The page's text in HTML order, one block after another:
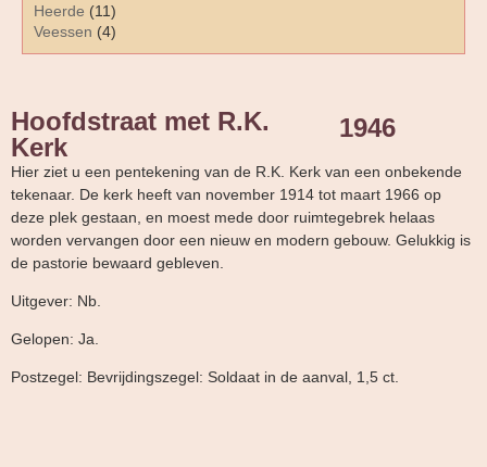
Heerde (11)
Veessen (4)
Hoofdstraat met R.K.
Kerk
1946
Hier ziet u een pentekening van de R.K. Kerk van een onbekende
tekenaar. De kerk heeft van november 1914 tot maart 1966 op
deze plek gestaan, en moest mede door ruimtegebrek helaas
worden vervangen door een nieuw en modern gebouw. Gelukkig is
de pastorie bewaard gebleven.
Uitgever: Nb.
Gelopen: Ja.
Postzegel: Bevrijdingszegel: Soldaat in de aanval, 1,5 ct.